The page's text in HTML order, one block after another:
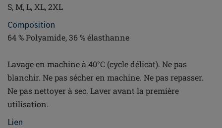
S, M, L, XL, 2XL
Composition
64 % Polyamide, 36 % élasthanne
Lavage en machine à 40°C (cycle délicat). Ne pas
blanchir. Ne pas sécher en machine. Ne pas repasser.
Ne pas nettoyer à sec. Laver avant la première
utilisation.
Lien